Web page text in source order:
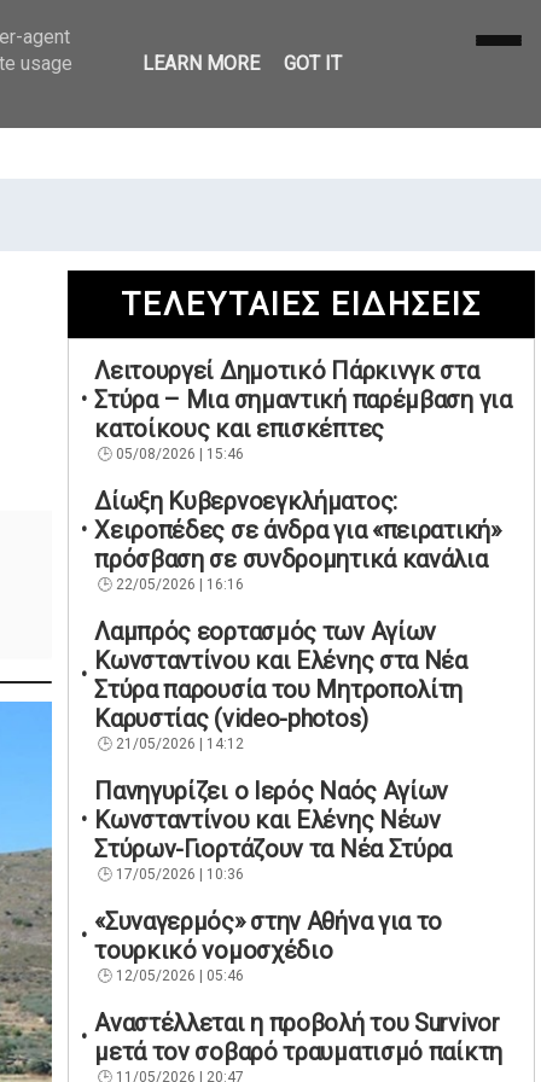
ΤΕΛΕΥΤΑΙΕΣ ΕΙΔΗΣΕΙΣ
Λειτουργεί Δημοτικό Πάρκινγκ στα
Στύρα – Μια σημαντική παρέμβαση για
κατοίκους και επισκέπτες
05/08/2026 | 15:46
Δίωξη Κυβερνοεγκλήματος:
Χειροπέδες σε άνδρα για «πειρατική»
πρόσβαση σε συνδρομητικά κανάλια
22/05/2026 | 16:16
Λαμπρός εορτασμός των Αγίων
Κωνσταντίνου και Ελένης στα Νέα
Στύρα παρουσία του Μητροπολίτη
Καρυστίας (video-photos)
21/05/2026 | 14:12
Πανηγυρίζει ο Ιερός Ναός Αγίων
Κωνσταντίνου και Ελένης Νέων
Στύρων-Γιορτάζουν τα Νέα Στύρα
17/05/2026 | 10:36
«Συναγερμός» στην Αθήνα για το
τουρκικό νομοσχέδιο
12/05/2026 | 05:46
Αναστέλλεται η προβολή του Survivor
μετά τον σοβαρό τραυματισμό παίκτη
11/05/2026 | 20:47
agent
usage
LEARN MORE GOT IT